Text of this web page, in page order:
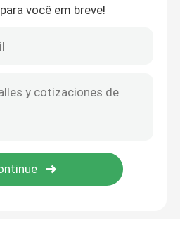
íris
você em breve!